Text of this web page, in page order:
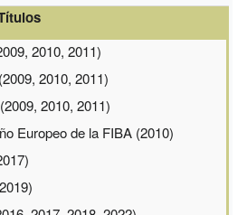
2010, 2011)
2010, 2011)
2010, 2011)
Europeo de la FIBA (2010)